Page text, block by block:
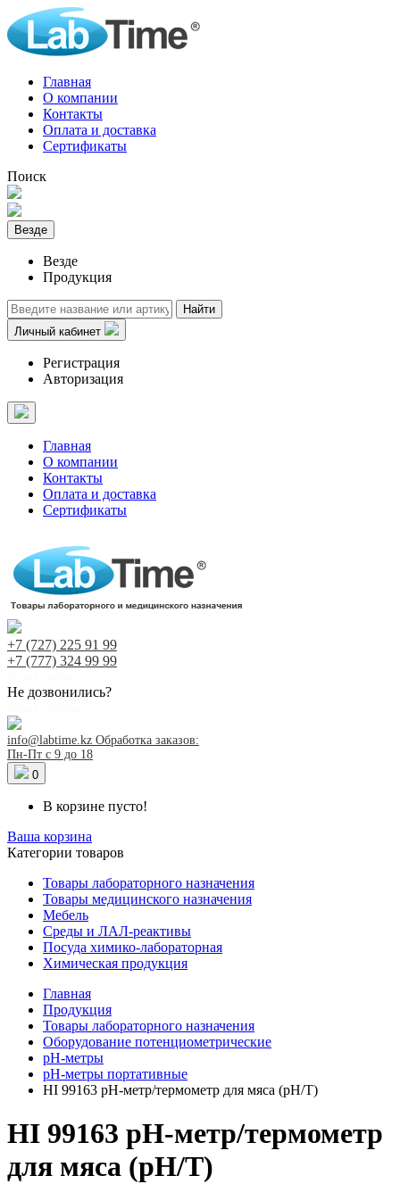
Главная
О компании
Контакты
Оплата и доставка
Сертификаты
Поиск
Везде
Везде
Продукция
Найти
Личный кабинет
Регистрация
Авторизация
Главная
О компании
Контакты
Оплата и доставка
Сертификаты
+7 (727) 225 91 99
+7 (777) 324 99 99
Не дозвонились?
info@labtime.kz Обработка заказов:
Пн-Пт с 9 до 18
0
В корзине пусто!
Ваша корзина
Категории товаров
Товары лабораторного назначения
Товары медицинского назначения
Мебель
Среды и ЛАЛ-реактивы
Посуда химико-лабораторная
Химическая продукция
Главная
Продукция
Товары лабораторного назначения
Оборудование потенциометрические
pH-метры
pH-метры портативные
HI 99163 pH-метр/термометр для мяса (pH/T)
HI 99163 pH-метр/термометр
для мяса (pH/T)